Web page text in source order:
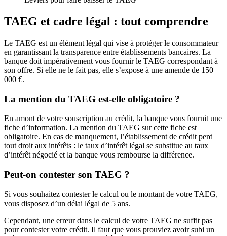
TAEG et cadre légal : tout comprendre
Le TAEG est un élément légal qui vise à protéger le consommateur
en garantissant la transparence entre établissements bancaires. La
banque doit impérativement vous fournir le TAEG correspondant à
son offre. Si elle ne le fait pas, elle s’expose à une amende de 150
000 €.
La mention du TAEG est-elle obligatoire ?
En amont de votre souscription au crédit, la banque vous fournit une
fiche d’information. La mention du TAEG sur cette fiche est
obligatoire. En cas de manquement, l’établissement de crédit perd
tout droit aux intérêts : le taux d’intérêt légal se substitue au taux
d’intérêt négocié et la banque vous rembourse la différence.
Peut-on contester son TAEG ?
Si vous souhaitez contester le calcul ou le montant de votre TAEG,
vous disposez d’un délai légal de 5 ans.
Cependant, une erreur dans le calcul de votre TAEG ne suffit pas
pour contester votre crédit. Il faut que vous prouviez avoir subi un